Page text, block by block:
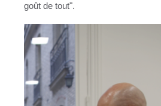
goût de tout".